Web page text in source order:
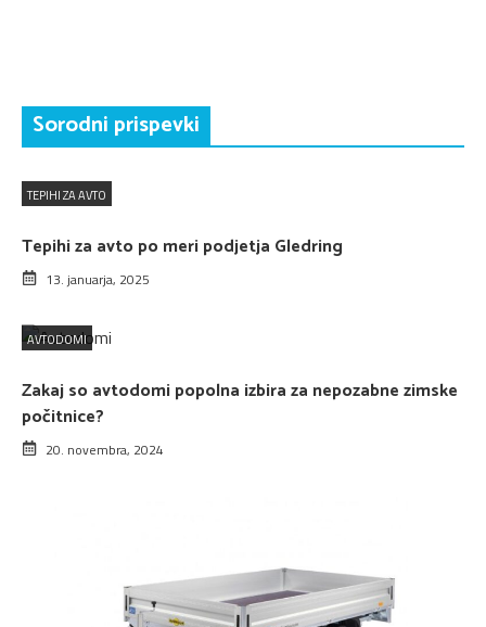
Sorodni prispevki
TEPIHI ZA AVTO
Tepihi za avto po meri podjetja Gledring
13. januarja, 2025
AVTODOMI
Zakaj so avtodomi popolna izbira za nepozabne zimske
počitnice?
20. novembra, 2024